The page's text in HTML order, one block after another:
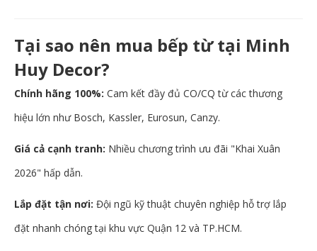
Tại sao nên mua bếp từ tại Minh
Huy Decor?
Chính hãng 100%: Cam kết đầy đủ CO/CQ từ các thương
hiệu lớn như Bosch, Kassler, Eurosun, Canzy.
Giá cả cạnh tranh: Nhiều chương trình ưu đãi "Khai Xuân
2026" hấp dẫn.
Lắp đặt tận nơi: Đội ngũ kỹ thuật chuyên nghiệp hỗ trợ lắp
đặt nhanh chóng tại khu vực Quận 12 và TP.HCM.